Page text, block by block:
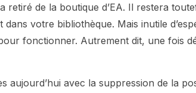
retiré de la boutique d’EA. Il restera
dans votre bibliothèque. Mais inutile
fonctionner. Autrement dit, une fois
aujourd’hui avec la suppression de la